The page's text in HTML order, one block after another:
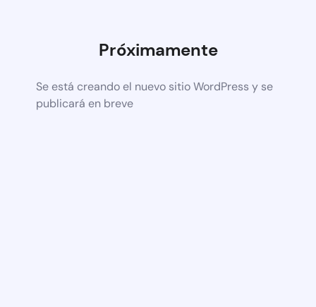
Próximamente
Se está creando el nuevo sitio WordPress y se
publicará en breve